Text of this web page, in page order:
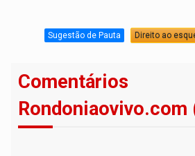
Sugestão de Pauta Direito ao
Comentários
Rondoniaovivo.com